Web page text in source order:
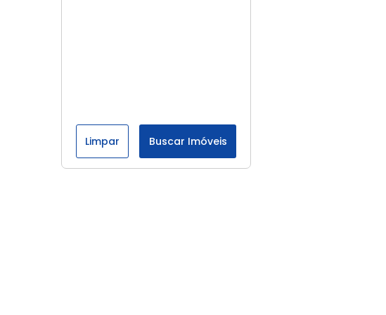
Limpar Buscar Imóveis